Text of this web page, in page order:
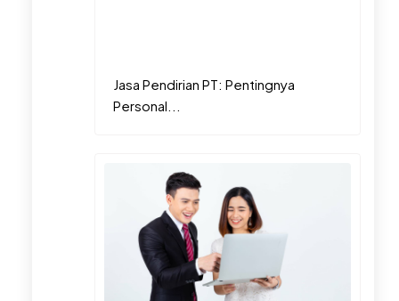
Jasa Pendirian PT: Pentingnya
Personal...